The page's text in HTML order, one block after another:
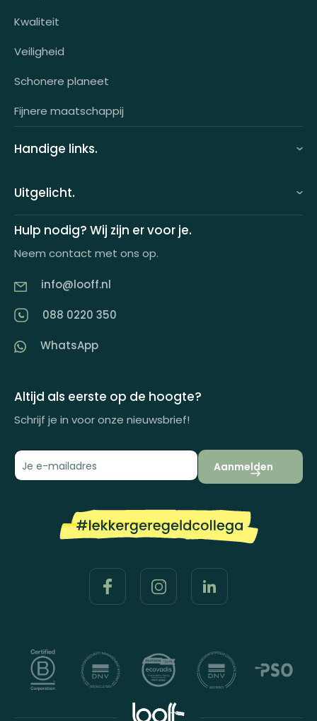
Klantcases
HR-koppeling
OCI-koppeling
Kwaliteit
Veiligheid
Schonere planeet
Fijnere maatschappij
Handige links.
FAQ
Demo aanvragen
Impactrapport
Uitgelicht.
Keuzecadeauconcepten
Looff keuzecadeaukaart
Producten in huisstijl
Hulp nodig? Wij zijn er voor je.
Neem contact met ons op.
info@looff.nl
088 0220 350
WhatsApp
Altijd als eerste op de hoogte?
Schrijf je in voor onze nieuwsbrief!
Aanmelden